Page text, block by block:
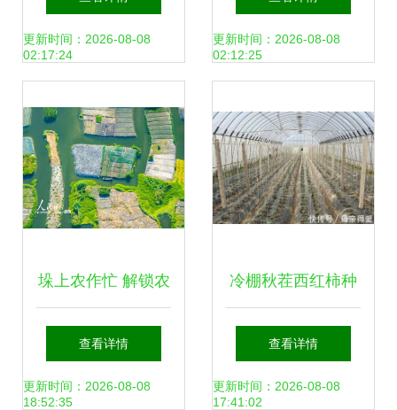
更新时间：2026-08-08
02:17:24
向，一站式解读土
术
更新时间：2026-08-08
02:12:25
垛上农作忙 解锁农
业种植技术的新维
度
查看详情
更新时间：2026-08-08
18:52:35
冷棚秋茬西红柿种
植关键技术详解
查看详情
更新时间：2026-08-08
17:41:02